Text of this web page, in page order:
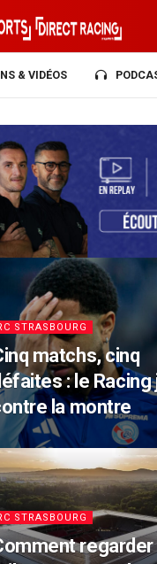
& VIDÉOS
STRASBOURG
matchs, cinq
: le Racing
la montre
STRASBOURG
regarder